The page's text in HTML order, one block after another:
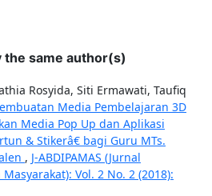
the same author(s)
Rosyida, Siti Ermawati, Taufiq
Media Pembelajaran 3D
Media Pop Up dan Aplikasi
& Stikerâ€ bagi Guru MTs.
, J-ABDIPAMAS (Jurnal
Vol. 2 No. 2 (2018):